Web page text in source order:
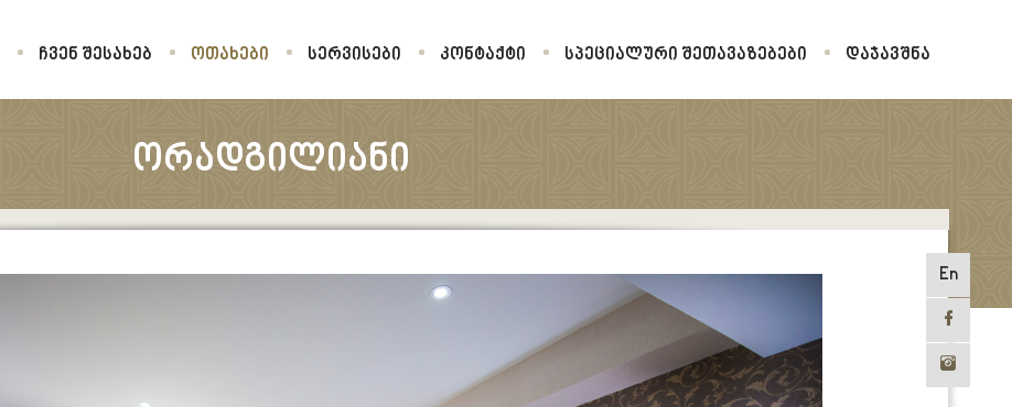
ᲡᲐᲛᲐᲓᲒᲘᲚᲘᲐᲜᲘ ᲚᲣᲥᲡᲘ
ᲩᲕᲔᲜ ᲨᲔᲡᲐᲮᲔᲑ ᲝᲗᲐᲮᲔᲑᲘ ᲡᲔᲠᲕᲘᲡᲔᲑᲘ ᲙᲝᲜᲢᲐᲥᲢᲘ ᲡᲞᲔᲪᲘᲐᲚᲣᲠᲘ ᲨᲔᲗᲐᲕᲐᲖᲔᲑᲔᲑᲘ ᲓᲐᲯᲐᲕᲨᲜᲐ
En
ᲝᲠᲐᲓᲒᲘᲚᲘᲐᲜᲘ